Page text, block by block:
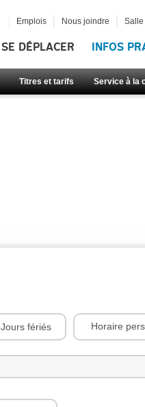
SE DÉPLACER INFOS
Titres et tarifs Service à la
Emplois Nous joindre Salle
Jours fériés Horaire